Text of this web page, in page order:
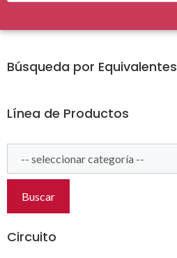
Búsqueda por Equivalentes
Línea de Productos
Buscar
Circuito